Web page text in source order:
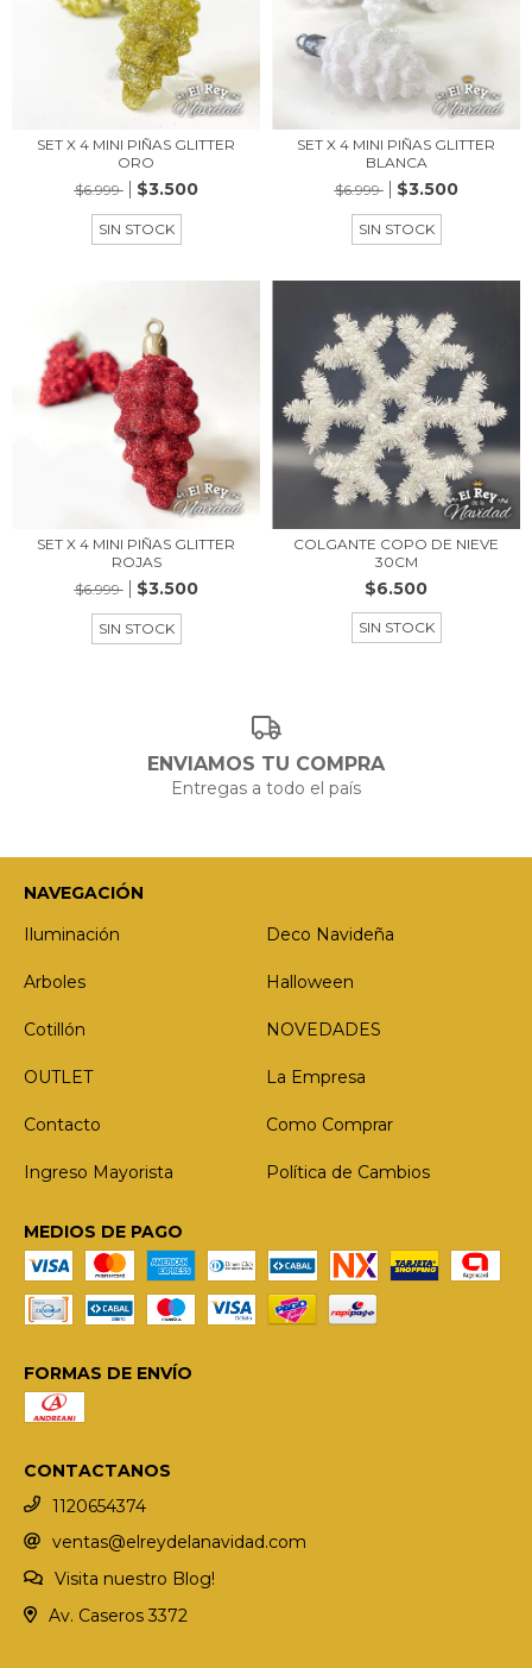
SET X 4 MINI PIÑAS GLITTER
ORO
$6.999
$3.500
SIN STOCK
SET X 4 MINI PIÑAS GLITTER
BLANCA
$6.999
$3.500
SIN STOCK
SET X 4 MINI PIÑAS GLITTER
ROJAS
$6.999
$3.500
SIN STOCK
COLGANTE COPO DE NIEVE
30CM
$6.500
SIN STOCK
ENVIAMOS TU COMPRA
Entregas a todo el país
NAVEGACIÓN
Iluminación
Deco Navideña
Arboles Halloween
Cotillón NOVEDADES
OUTLET La Empresa
Contacto Como Comprar
Ingreso Mayorista Política de Cambios
MEDIOS DE PAGO
FORMAS DE ENVÍO
CONTACTANOS
1120654374
ventas@elreydelanavidad.com
Visita nuestro Blog!
Av. Caseros 3372